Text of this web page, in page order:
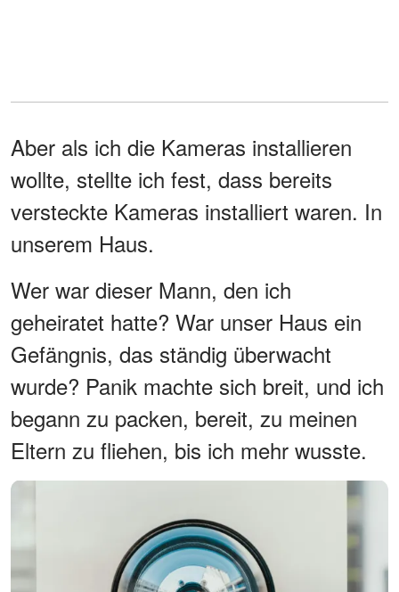
Aber als ich die Kameras installieren
wollte, stellte ich fest, dass bereits
versteckte Kameras installiert waren. In
unserem Haus.
Wer war dieser Mann, den ich
geheiratet hatte? War unser Haus ein
Gefängnis, das ständig überwacht
wurde? Panik machte sich breit, und ich
begann zu packen, bereit, zu meinen
Eltern zu fliehen, bis ich mehr wusste.